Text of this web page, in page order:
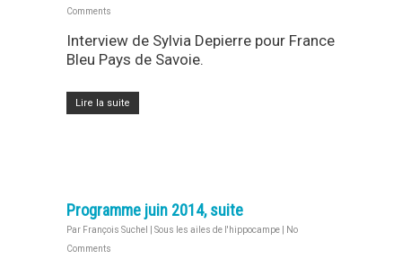
Comments
Interview de Sylvia Depierre pour France
Bleu Pays de Savoie.
Lire la suite
Programme juin 2014, suite
Par François Suchel Sous les ailes de l'hippocampe
No
Comments